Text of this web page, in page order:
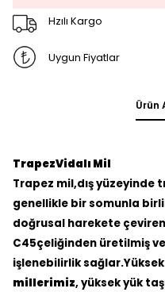
Hzılı Kargo
Uygun Fiyatlar
Ürün
TrapezVidalı Mil
Trapez mil,dış yüzeyinde
genellikle bir somunla
doğrusal harekete
C45çeliğinden üretilmiş
işlenebilirlik
millerimiz, yüksek yük